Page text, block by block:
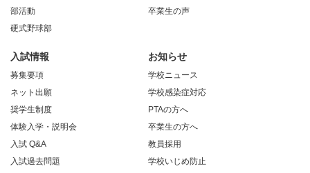
部活動
硬式野球部
卒業生の声
入試情報
募集要項
ネット出願
奨学生制度
体験入学・説明会
入試 Q&A
入試過去問題
お知らせ
学校ニュース
学校感染症対応
PTAの方へ
卒業生の方へ
教員採用
学校いじめ防止